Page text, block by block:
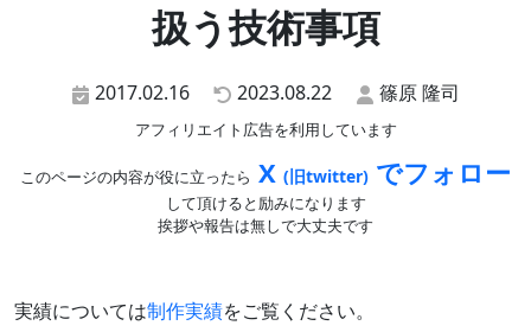
扱う技術事項
2017.02.16 2023.08.22 篠原 隆司
アフィリエイト広告を利用しています
このページの内容が役に立ったら X (旧twitter) でフォロー
して頂けると励みになります
挨拶や報告は無しで大丈夫です
実績については制作実績をご覧ください。